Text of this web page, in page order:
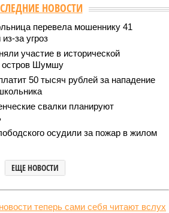
НОВОСТИ
перевела мошеннику 41
за угроз
участие в исторической
остров Шумшу
50 тысяч рублей за нападение
свалки планируют
осудили за пожар в жилом
ЕЩЕ НОВОСТИ